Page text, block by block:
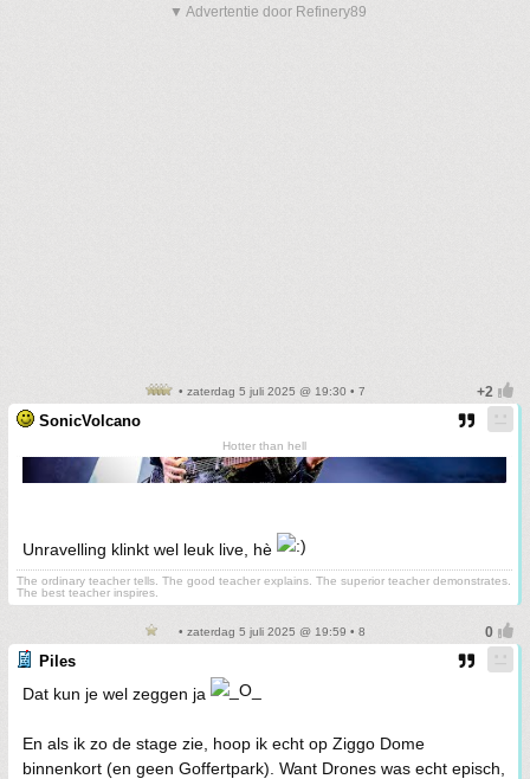
▼ Advertentie door Refinery89
• zaterdag 5 juli 2025 @ 19:30 • 7
SonicVolcano
Hotter than hell
Unravelling klinkt wel leuk live, hè
The ordinary teacher tells. The good teacher explains. The superior teacher demonstrates.
The best teacher inspires.
• zaterdag 5 juli 2025 @ 19:59 • 8
Piles
Dat kun je wel zeggen ja
En als ik zo de stage zie, hoop ik echt op Ziggo Dome
binnenkort (en geen Goffertpark). Want Drones was echt episch,